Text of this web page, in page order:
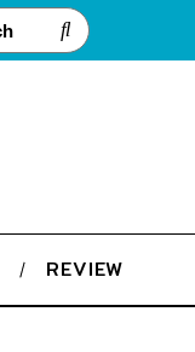
REVIEW